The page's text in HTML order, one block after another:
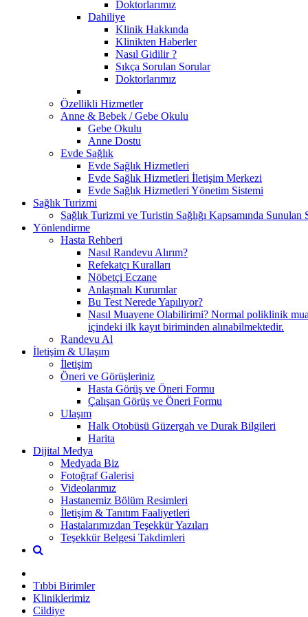
Doktorlarımız
Dahiliye
Klinik Hakkında
Klinikten Haberler
Nasıl Gidilir ?
Sıkça Sorulan Sorular
Doktorlarımız
Özellikli Hizmetler
Anne & Bebek / Gebe Okulu
Gebe Okulu
Anne Dostu
Evde Sağlık
Evde Sağlık Hizmetleri
Evde Sağlık Hizmetleri İletişim Merkezi
Evde Sağlık Hizmetleri Yönetim Sistemi
Sağlık Turizmi
Sağlık Turizmi ve Turistin Sağlığı Kapsamında
Yönlendirme
Hasta Rehberi
Nasıl Randevu Alırım?
Refekatçı Kuralları
Nöbetçi Eczane
Anlaşmalı Kurumlar
Bu Test Nerede Yapılıyor?
Nasıl Muayene Olabilirimi? Normal poliklinik
içindeki ilk kayıt biriminden alınabilmektedir.
Randevu Al
İletişim & Ulaşım
İletişim
Öneri ve Görüşleriniz
Hasta Görüş ve Öneri Formu
Çalışan Görüş ve Öneri Formu
Ulaşım
Halk Otobüsü Güzergah ve Durak Bilgileri
Harita
Dijital Medya
Medyada Biz
Fotoğraf Galerisi
Videolarımız
Hastanemiz Bölüm Resimleri
İletişim & Tanıtım Faaliyetleri
Hastalarımızdan Teşekkür Yazıları
Teşekkür Belgesi Takdimleri
Tıbbi Birimler
Kliniklerimiz
Cildiye